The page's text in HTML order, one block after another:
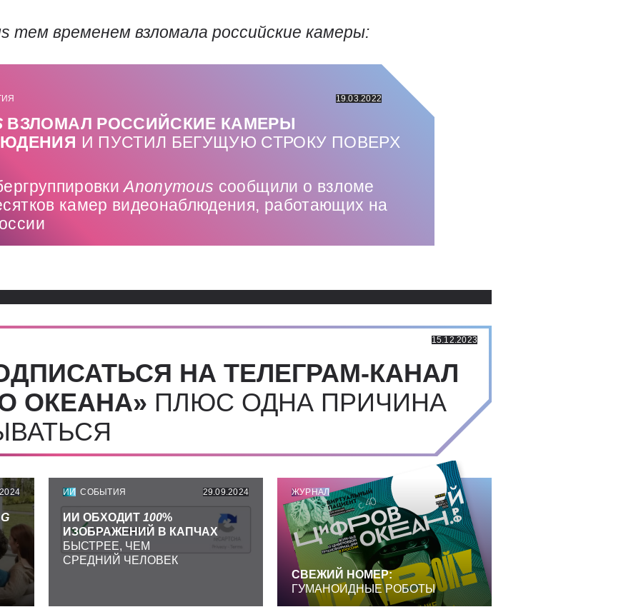
тем временем взломала российские камеры:
19.03.2022
ВЗЛОМАЛ РОССИЙСКИЕ КАМЕРЫ
И ПУСТИЛ БЕГУЩУЮ СТРОКУ ПОВЕРХ
Anonymous сообщили о взломе
камер видеонаблюдения, работающих на
15.12.2023
НА ТЕЛЕГРАМ-КАНАЛ
ОКЕАНА» ПЛЮС ОДНА ПРИЧИНА
ИИ СОБЫТИЯ 29.09.2024
ИИ ОБХОДИТ 100%
ИЗОБРАЖЕНИЙ В КАПЧАХ
БЫСТРЕЕ, ЧЕМ
СРЕДНИЙ ЧЕЛОВЕК
ЖУРНАЛ
СВЕЖИЙ НОМЕР:
ГУМАНОИДНЫЕ РОБОТЫ